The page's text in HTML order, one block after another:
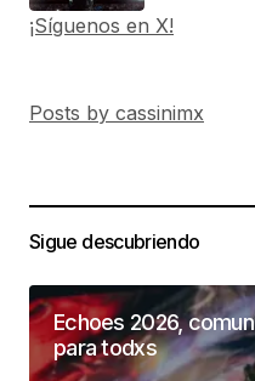
¡Síguenos en X!
Posts by cassinimx
Sigue descubriendo
Echoes 2026,
para todxs